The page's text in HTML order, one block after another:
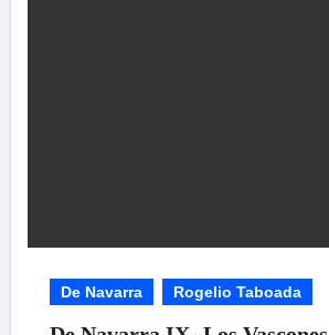
De Navarra Rogelio Taboada